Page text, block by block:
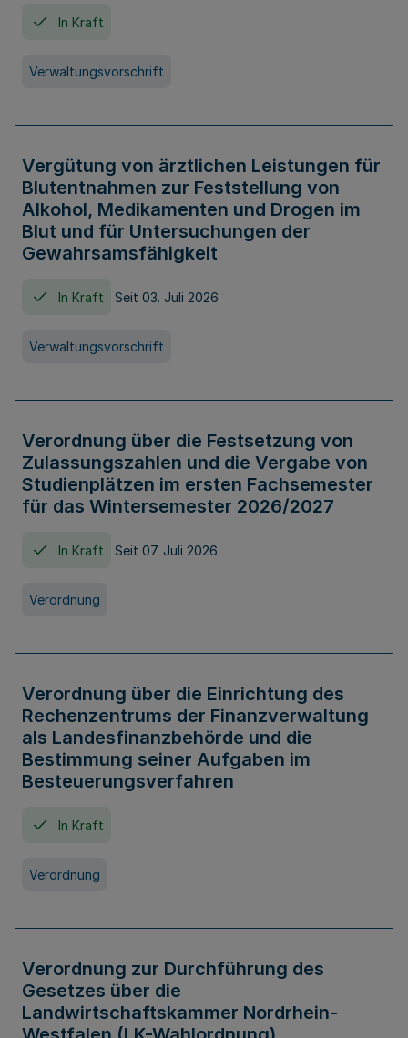
In Kraft
Verwaltungsvorschrift
Vergütung von ärztlichen Leistungen für
Blutentnahmen zur Feststellung von
Alkohol, Medikamenten und Drogen im
Blut und für Untersuchungen der
Gewahrsamsfähigkeit
In Kraft Seit 03. Juli 2026
Verwaltungsvorschrift
Verordnung über die Festsetzung von
Zulassungszahlen und die Vergabe von
Studienplätzen im ersten Fachsemester
für das Wintersemester 2026/2027
In Kraft Seit 07. Juli 2026
Verordnung
Verordnung über die Einrichtung des
Rechenzentrums der Finanzverwaltung
als Landesfinanzbehörde und die
Bestimmung seiner Aufgaben im
Besteuerungsverfahren
In Kraft
Verordnung
Verordnung zur Durchführung des
Gesetzes über die
Landwirtschaftskammer Nordrhein-